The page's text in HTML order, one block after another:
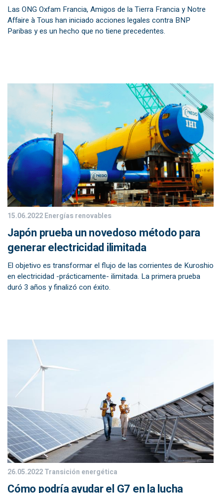
Las ONG Oxfam Francia, Amigos de la Tierra Francia y Notre
Affaire à Tous han iniciado acciones legales contra BNP
Paribas y es un hecho que no tiene precedentes.
15.06.2022Energías renovables
Japón prueba un novedoso método para
generar electricidad ilimitada
El objetivo es transformar el flujo de las corrientes de Kuroshio
en electricidad -prácticamente- ilimitada. La primera prueba
duró 3 años y finalizó con éxito.
26.05.2022Transición energética
Cómo podría ayudar el G7 en la lucha